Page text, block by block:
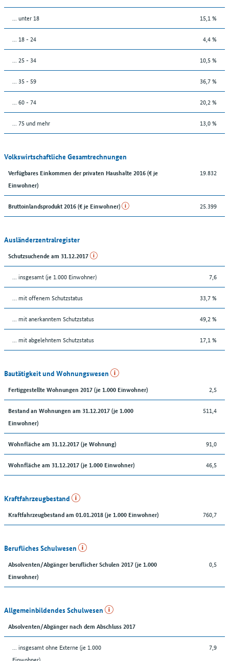
... unter 18 15,1 %
... 18 - 24 4,4 %
... 25 - 34 10,5 %
... 35 - 59 36,7 %
... 60 - 74 20,2 %
... 75 und mehr 13,0 %
Volkswirtschaftliche Gesamtrechnungen
Verfügbares Einkommen der privaten Haushalte 2016 (€ je
Einwohner)
19.832
Bruttoinlandsprodukt 2016 (€ je Einwohner) 25.399
Ausländerzentralregister
Schutzsuchende am 31.12.2017
... insgesamt (je 1.000 Einwohner) 7,6
… mit offenem Schutzstatus 33,7 %
... mit anerkanntem Schutzstatus 49,2 %
... mit abgelehntem Schutzstatus 17,1 %
Bautätigkeit und Wohnungswesen
Fertiggestellte Wohnungen 2017 (je 1.000 Einwohner) 2,5
Bestand an Wohnungen am 31.12.2017 (je 1.000
Einwohner)
511,4
Wohnfläche am 31.12.2017 (je Wohnung) 91,0
Wohnfläche am 31.12.2017 (je 1.000 Einwohner) 46,5
Kraftfahrzeugbestand
Kraftfahrzeugbestand am 01.01.2018 (je 1.000 Einwohner) 760,7
Berufliches Schulwesen
Absolventen/Abgänger beruflicher Schulen 2017 (je 1.000
Einwohner)
0,5
Allgemeinbildendes Schulwesen
Absolventen/Abgänger nach dem Abschluss 2017
... insgesamt ohne Externe (je 1.000
Einwohner)
7,9